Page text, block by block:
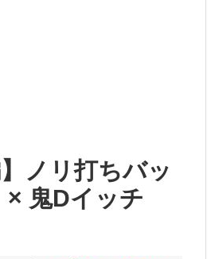
ノリ打ちバッ
鬼Dイッチ